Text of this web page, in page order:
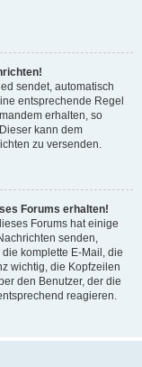
sendet, automatisch
entsprechende Regel
erhalten, so
kann dem
zu versenden.
Forums erhalten!
Forums hat einige
senden,
komplette E-Mail, die
wichtig, die Kopfzeilen
den Benutzer, der die
reagieren.